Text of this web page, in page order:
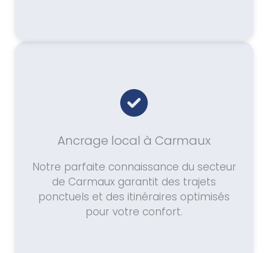
Ancrage local à Carmaux
Notre parfaite connaissance du secteur
de Carmaux garantit des trajets
ponctuels et des itinéraires optimisés
pour votre confort.